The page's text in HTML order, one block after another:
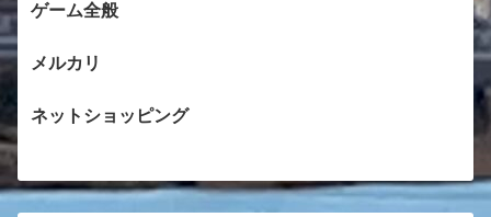
ゲーム全般
メルカリ
ネットショッピング